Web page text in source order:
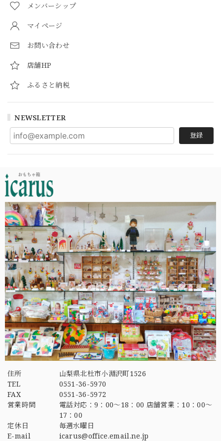
メンバーシップ
マイページ
お問い合わせ
店舗HP
ふるさと納税
NEWSLETTER
登録
住所
山梨県北杜市小淵沢町1526
TEL
0551-36-5970
FAX
0551-36-5972
営業時間
電話対応：9：00～18：00 店舗営業：10：00～
17：00
定休日
毎週水曜日
E-mail
icarus@office.email.ne.jp